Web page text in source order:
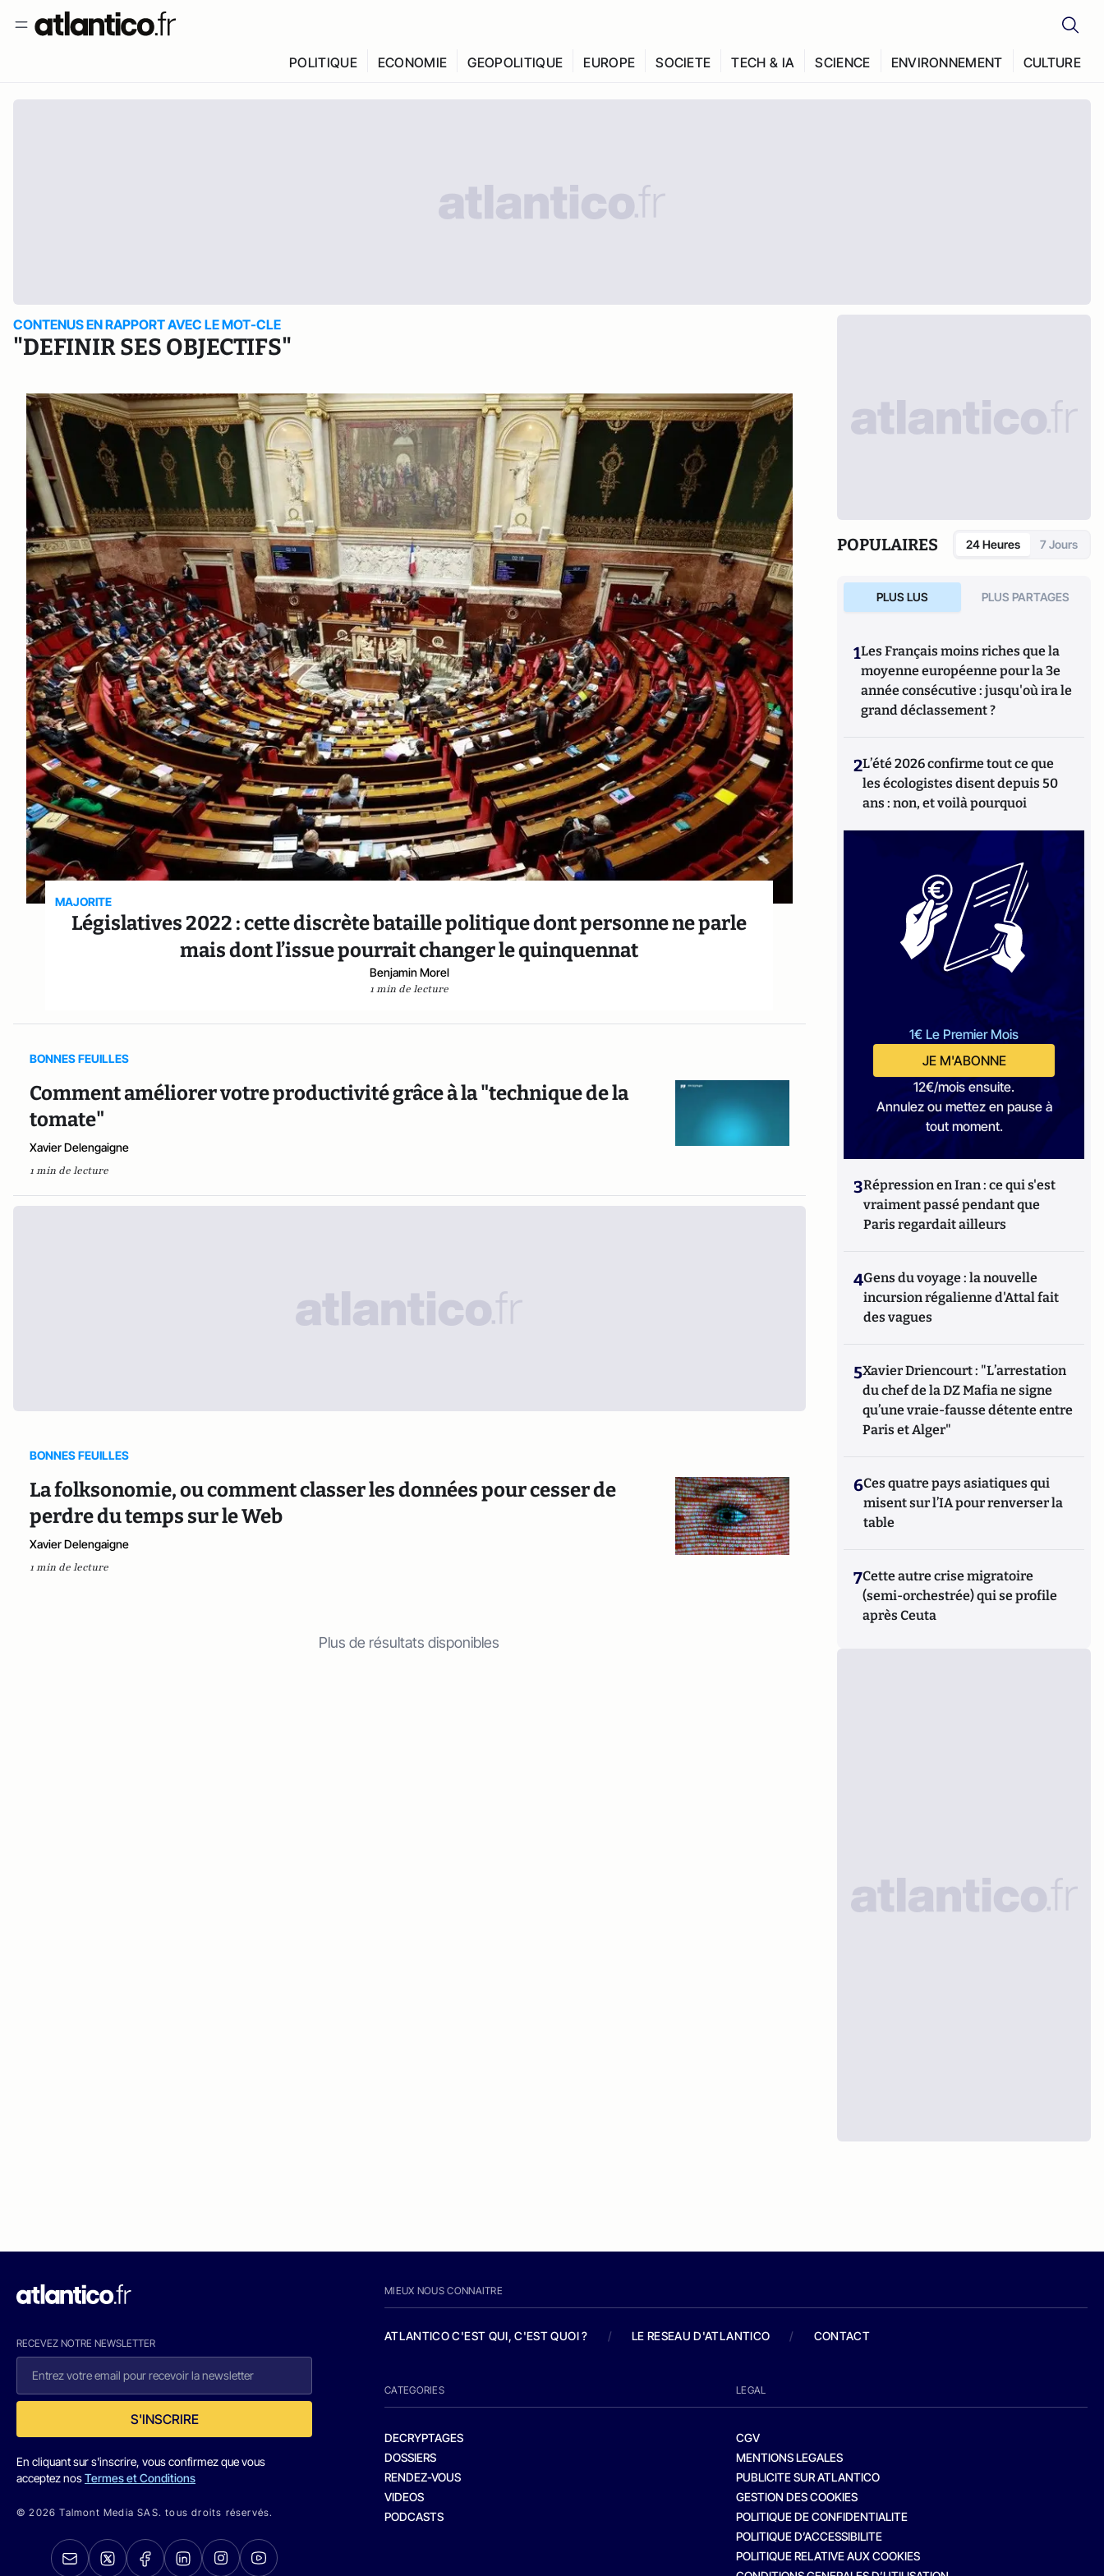
POLITIQUE ECONOMIE GEOPOLITIQUE EUROPE SOCIETE TECH & IA SCIENCE ENVIRONNEMENT CULTURE
CONTENUS EN RAPPORT AVEC LE MOT-CLE
"DEFINIR SES OBJECTIFS"
MAJORITE
Législatives 2022 : cette discrète bataille politique dont personne ne parle
mais dont l’issue pourrait changer le quinquennat
Benjamin Morel
1 min de lecture
BONNES FEUILLES
Comment améliorer votre productivité grâce à la "technique de la
tomate"
Xavier Delengaigne
1 min de lecture
BONNES FEUILLES
La folksonomie, ou comment classer les données pour cesser de
perdre du temps sur le Web
Xavier Delengaigne
1 min de lecture
Plus de résultats disponibles
POPULAIRES 24 Heures 7 Jours
PLUS LUS PLUS PARTAGES
1Les Français moins riches que la
moyenne européenne pour la 3e
année consécutive : jusqu'où ira le
grand déclassement ?
2L’été 2026 confirme tout ce que
les écologistes disent depuis 50
ans : non, et voilà pourquoi
1€ Le Premier Mois
JE M'ABONNE
12€/mois ensuite.
Annulez ou mettez en pause à
tout moment.
3Répression en Iran : ce qui s'est
vraiment passé pendant que
Paris regardait ailleurs
4Gens du voyage : la nouvelle
incursion régalienne d'Attal fait
des vagues
5Xavier Driencourt : "L’arrestation
du chef de la DZ Mafia ne signe
qu’une vraie-fausse détente entre
Paris et Alger"
6Ces quatre pays asiatiques qui
misent sur l’IA pour renverser la
table
7Cette autre crise migratoire
(semi-orchestrée) qui se profile
après Ceuta
RECEVEZ NOTRE NEWSLETTER
S'INSCRIRE
En cliquant sur s'inscrire, vous confirmez que vous
acceptez nosTermes et Conditions
© 2026 Talmont Media SAS. tous droits réservés.
MIEUX NOUS CONNAITRE
ATLANTICO C'EST QUI, C'EST QUOI ? / LE RESEAU D'ATLANTICO / CONTACT
CATEGORIES
DECRYPTAGES
DOSSIERS
RENDEZ-VOUS
VIDEOS
PODCASTS
LEGAL
CGV
MENTIONS LEGALES
PUBLICITE SUR ATLANTICO
GESTION DES COOKIES
POLITIQUE DE CONFIDENTIALITE
POLITIQUE D’ACCESSIBILITE
POLITIQUE RELATIVE AUX COOKIES